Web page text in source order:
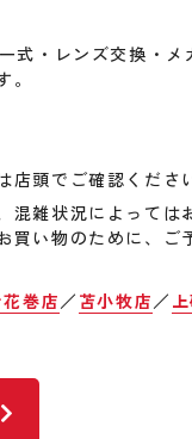
式・レンズ交換・メ
頭でご確認くださ
混雑状況によっては
買い物のために、ご
巻店／ 苫小牧店／